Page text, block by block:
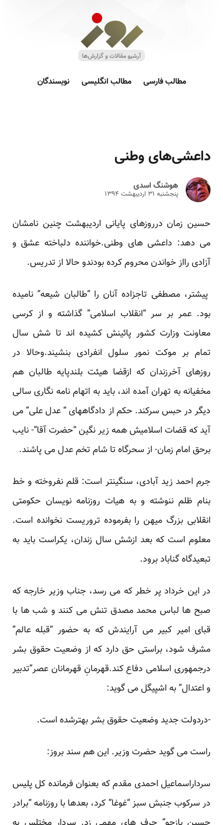
مطالب فارسی مطالب انگلیسی نویسندگان
داعشی‌های وطنی
هوشنگ اسدی
پنجشنبه ۳۱ ارديبهشت ۱۳۹۴
حسین زمان درروزهای پایانی اردیبهشت چنین نامشان
می دهد: داعشی های وطنی.خواننده دلباخته عشق و
آزادی رااز خواندن محروم کرده بودندو حالا از تدریس.
پیشتر، مصطفی تاجزاده آنان را “طالبان شیعه” نامیده
بود. عمر بر سر “انقلاب اسلامی” گذاشته و از کرسی
معاونت وزارت کشور پائینش کشیده اند تا شش سال
تمام بر موکت نمور سلول انفرادی بنشیند.وحالا در
روزهای آخرزندان که ازقضا هیئت بلندپایه طالبان هم
مخفیانه به تهران آمده اند، باید به اتهام نامه نگاری سالی
دیگر در حبس سرکند. حکم از دادگاههای “ عدل علی” می
آید که قضات اسلامیش همه زیر نگین “حضرت آقا”- نایب
برحق امام زمان- از سحرگاه تا شام تخم عدل می پاشند.
جرم احمد زید آبادی، سنگینتر است: قلم نفروخته و خط
بنام ظلم ننوشته و به هیات روزنامه نویسان حکومتی
انقلابی بزرگ میهن را بفرموده تروریست نخوانده است.
معلوم است که بعد ازشش سال زندان، یکراست باید به
تبعیدگاه گناباد برود.
در این خرداد پر خطر که می رسد، جناب وزیر خارجه که
صبح ها لباس محمد مصدق تنش می کنند و شب ها با
قبای امیر کبیر می آرایندش که به حضور “قبله عالم”
مشرف شود، براستی حق دارد که از وضعیت حقوق بشر
درجمهوری اسلامی دفاع کند.قهرمانِ قهرمانان عصر”تدبیر
و اعتدال” به اشپیگل می گوید:
-دردولت جدید وضعیت حقوق بشر بهترشده است.
راست می گوید حضرت وزیر. این هم سند بروز:
سرداراسماعیل احمدی مقدم که بعنوان فرمانده کل پلیس
در سرکوب جنبش سبز “غوغا” کرد، بعدها با روزنامه “برادر